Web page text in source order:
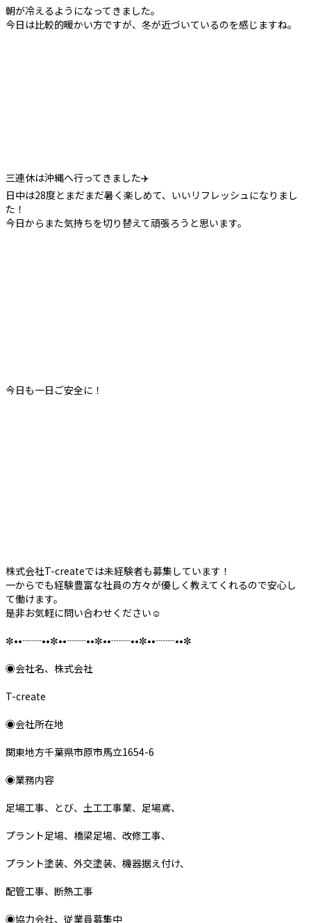
朝が冷えるようになってきました。
今日は比較的暖かい方ですが、冬が近づいているのを感じますね。
三連休は沖縄へ行ってきました✈️
日中は28度とまだまだ暑く楽しめて、いいリフレッシュになりまし
た！
今日からまた気持ちを切り替えて頑張ろうと思います。
今日も一日ご安全に！
株式会社T-createでは未経験者も募集しています！
一からでも経験豊富な社員の方々が優しく教えてくれるので安心し
て働けます。
是非お気軽に問い合わせください‪‪☺︎‬
✼••┈┈••✼••┈┈••✼••┈┈••✼••┈┈••✼
◉会社名、株式会社
T-create
◉会社所在地
関東地方千葉県市原市馬立1654-6
◉業務内容
足場工事、とび、土工工事業、足場鳶、
プラント足場、橋梁足場、改修工事、
プラント塗装、外交塗装、機器据え付け、
配管工事、断熱工事
◉協力会社、従業員募集中